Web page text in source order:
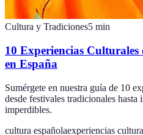
Cultura y Tradiciones5 min
10 Experiencias Culturales
en España
Sumérgete en nuestra guía de 10
desde festivales tradicionales hasta
imperdibles.
cultura españolaexperiencias